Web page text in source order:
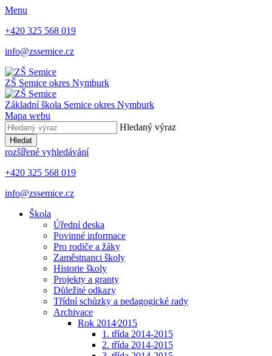
Menu
+420 325 568 019
info@zssemice.cz
ZŠ Semice okres Nymburk
Základní škola Semice okres Nymburk
Mapa webu
Hledaný výraz
Hledat
rozšířené vyhledávání
+420 325 568 019
info@zssemice.cz
Škola
Úřední deska
Povinné informace
Pro rodiče a žáky
Zaměstnanci školy
Historie školy
Projekty a granty
Důležité odkazy
Třídní schůzky a pedagogické rady
Archivace
Rok 2014⁄2015
1. třída 2014-2015
2. třída 2014-2015